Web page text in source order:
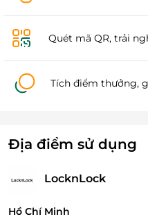
Quét mã QR, trải
Tích điểm thưởng,
Địa điểm sử dụng
LocknLock
Hồ Chí Minh